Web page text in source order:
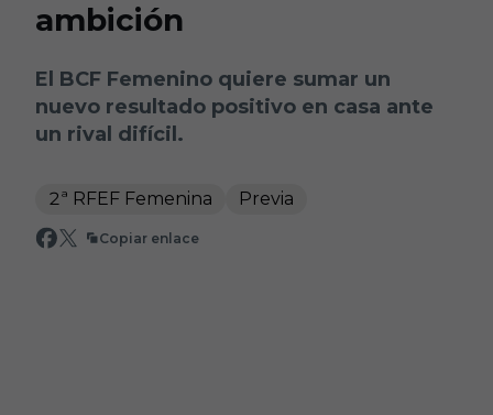
ambición
El BCF Femenino quiere sumar un
nuevo resultado positivo en casa ante
un rival difícil.
2ª RFEF Femenina Previa
Copiar enlace